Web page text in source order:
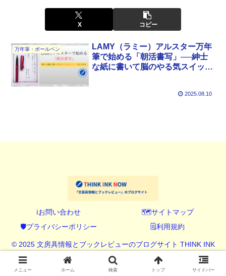
X コピー
万年筆・ボールペン
LAMY（ラミー）アルスター万年
筆で始める「朝活書写」──紳士
な紙に書いて脳のやる気スイッチ
2025.08.10
ℹ️お問い合わせ
🗺️サイトマップ
🛡️プライバシーポリシー
🗒️利用規約
© 2025 文房具情報とブックレビューのブログサイト THINK INK
NOW (シンク インク ナウ).
メニュー ホーム 検索 トップ サイドバー